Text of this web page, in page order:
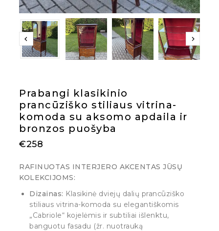
Prabangi klasikinio
prancūziško stiliaus vitrina-
komoda su aksomo apdaila ir
bronzos puošyba
€258
RAFINUOTAS INTERJERO AKCENTAS JŪSŲ
KOLEKCIJOMS:
Dizainas: Klasikinė dviejų dalių prancūziško
stiliaus vitrina-komoda su elegantiškomis
„Cabriole“ kojelėmis ir subtiliai išlenktu,
banguotu fasadu (žr. nuotrauką